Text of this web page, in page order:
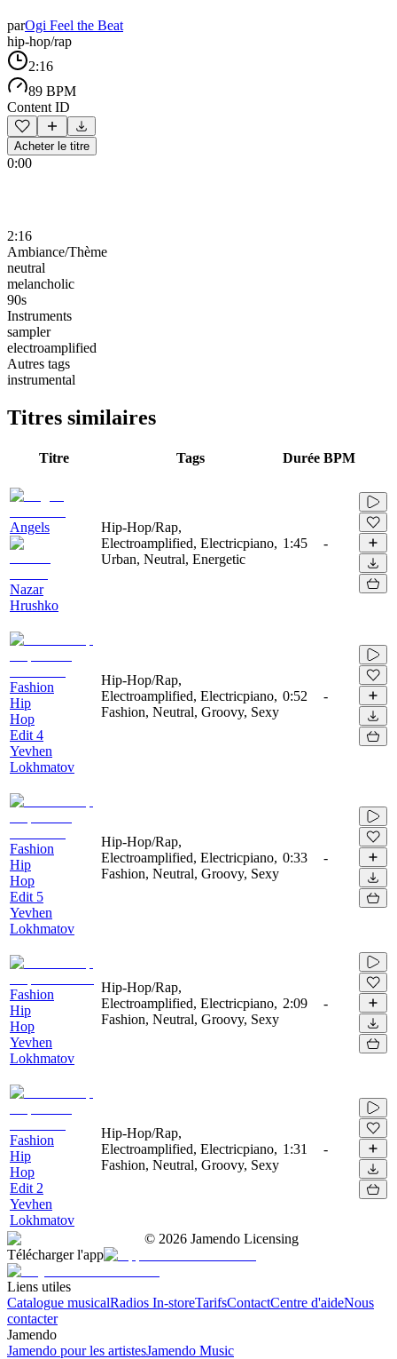
parOgi Feel the Beat
hip-hop/rap
2:16
89 BPM
Content ID
Acheter le titre
0:00
2:16
Ambiance/Thème
neutral
melancholic
90s
Instruments
sampler
electroamplified
Autres tags
instrumental
Titres similaires
Titre Tags Durée BPM
Angels
Nazar
Hrushko
Hip-Hop/Rap,
Electroamplified, Electricpiano,
Urban, Neutral, Energetic
1:45 -
Fashion
Hip
Hop
Edit 4
Yevhen
Lokhmatov
Hip-Hop/Rap,
Electroamplified, Electricpiano,
Fashion, Neutral, Groovy, Sexy
0:52 -
Fashion
Hip
Hop
Edit 5
Yevhen
Lokhmatov
Hip-Hop/Rap,
Electroamplified, Electricpiano,
Fashion, Neutral, Groovy, Sexy
0:33 -
Fashion
Hip
Hop
Yevhen
Lokhmatov
Hip-Hop/Rap,
Electroamplified, Electricpiano,
Fashion, Neutral, Groovy, Sexy
2:09 -
Fashion
Hip
Hop
Edit 2
Yevhen
Lokhmatov
Hip-Hop/Rap,
Electroamplified, Electricpiano,
Fashion, Neutral, Groovy, Sexy
1:31 -
© 2026 Jamendo Licensing
Télécharger l'app
Liens utiles
Catalogue musicalRadios In-storeTarifsContactCentre d'aideNous
contacter
Jamendo
Jamendo pour les artistesJamendo Music